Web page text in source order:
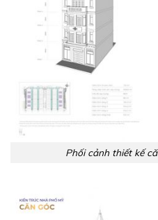
Phối cảnh thiết kế